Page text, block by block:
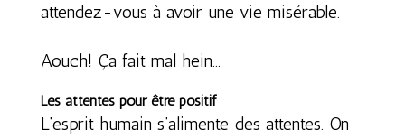
attendez-vous à avoir une vie misérable.
Aouch! Ça fait mal hein…
Les attentes pour être positif
L’esprit humain s’alimente des attentes. On